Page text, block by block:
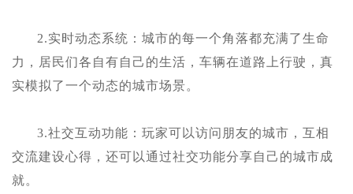
2.实时动态系统：城市的每一个角落都充满了生命
力，居民们各自有自己的生活，车辆在道路上行驶，真
实模拟了一个动态的城市场景。
3.社交互动功能：玩家可以访问朋友的城市，互相
交流建设心得，还可以通过社交功能分享自己的城市成
就。